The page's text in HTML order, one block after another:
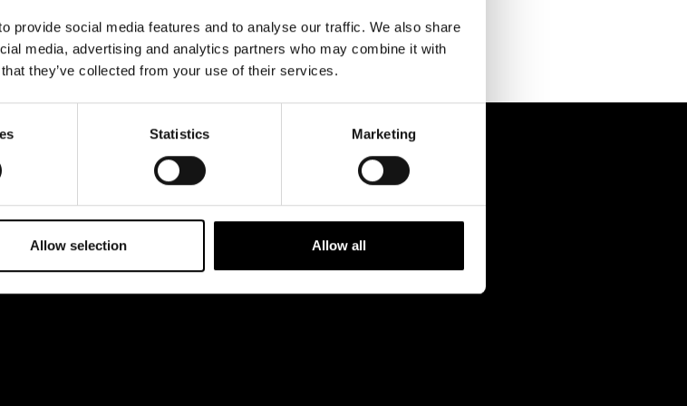
provide social media features and to analyse our traffic. We also share
media, advertising and analytics partners who may combine it with
they’ve collected from your use of their services.
Statistics Marketing
Allow selection Allow all
Press
Jobba hos oss
Svenska Teatern Live
Jobba hos oss